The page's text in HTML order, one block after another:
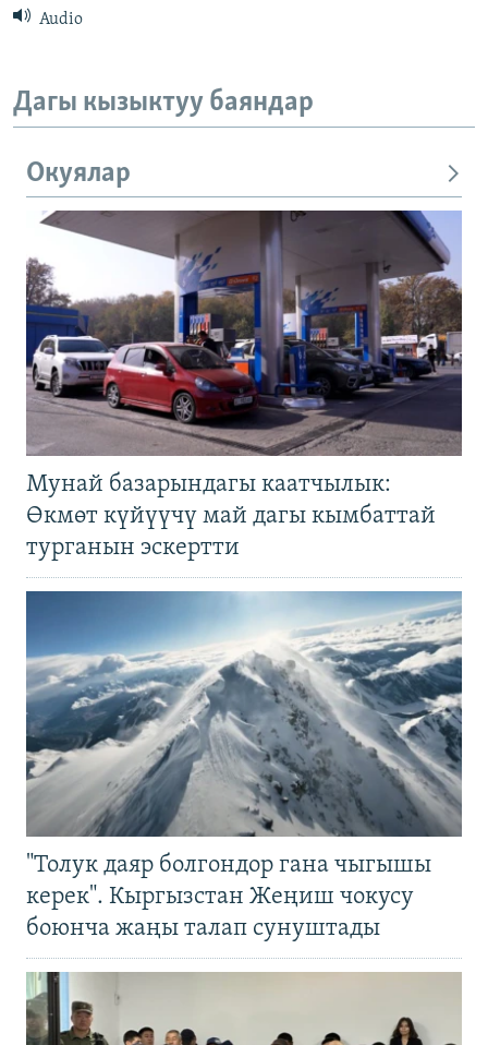
Audio
Дагы кызыктуу баяндар
Окуялар
Мунай базарындагы каатчылык:
Өкмөт күйүүчү май дагы кымбаттай
турганын эскертти
"Толук даяр болгондор гана чыгышы
керек". Кыргызстан Жеңиш чокусу
боюнча жаңы талап сунуштады